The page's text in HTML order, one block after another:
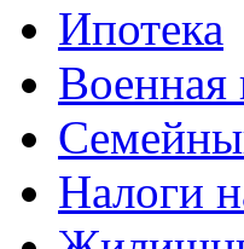
Ипотека
Военная
Налоги